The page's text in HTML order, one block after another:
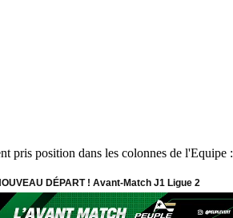
pris position dans les colonnes de l'Equipe :